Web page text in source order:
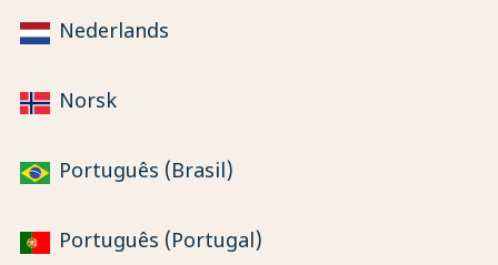
Nederlands
Norsk
Português (Brasil)
Português (Portugal)